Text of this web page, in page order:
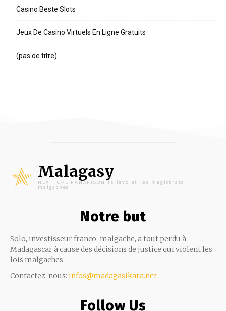
Casino Beste Slots
Jeux De Casino Virtuels En Ligne Gratuits
(pas de titre)
Malagasy
NEXTHOPE RANARISON Tsilavo et les magistrats
malgaches
Notre but
Solo, investisseur franco-malgache, a tout perdu à
Madagascar à cause des décisions de justice qui violent les
lois malgaches
Contactez-nous: infos@madagasikara.net
Follow Us